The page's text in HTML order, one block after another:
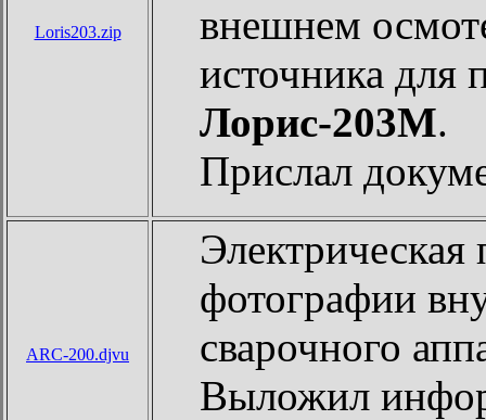
Loris203.zip
внешнем
источника для
Лорис-203М.
Прислал
ARC-200.djvu
фотографии
сварочного
Выложил